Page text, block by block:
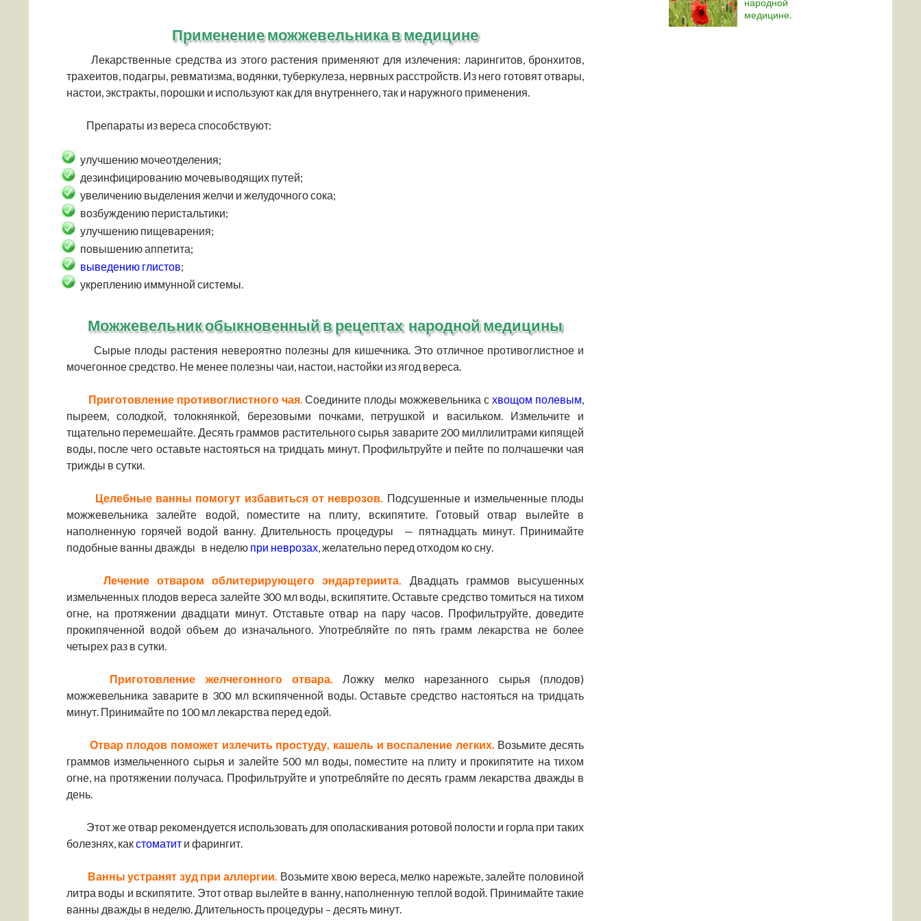
Применение можжевельника в медицине
Лекарственные средства из этого растения применяют для излечения: ларингитов, бронхитов,
трахеитов, подагры, ревматизма, водянки, туберкулеза, нервных расстройств. Из него готовят отвары,
настои, экстракты, порошки и используют как для внутреннего, так и наружного применения.
Препараты из вереса способствуют:
улучшению мочеотделения;
дезинфицированию мочевыводящих путей;
увеличению выделения желчи и желудочного сока;
возбуждению перистальтики;
улучшению пищеварения;
повышению аппетита;
выведению глистов;
укреплению иммунной системы.
Можжевельник обыкновенный в рецептах народной медицины
Сырые плоды растения невероятно полезны для кишечника. Это отличное противоглистное и
мочегонное средство. Не менее полезны чаи, настои, настойки из ягод вереса.
Приготовление противоглистного чая.Соедините плоды можжевельника схвощом полевым,
пыреем, солодкой, толокнянкой, березовыми почками, петрушкой и васильком. Измельчите и
тщательно перемешайте. Десять граммов растительного сырья заварите 200 миллилитрами кипящей
воды, после чего оставьте настояться на тридцать минут. Профильтруйте и пейте по полчашечки чая
трижды в сутки.
Целебные ванны помогут избавиться от неврозов. Подсушенные и измельченные плоды
можжевельника залейте водой, поместите на плиту, вскипятите. Готовый отвар вылейте в
наполненную горячей водой ванну. Длительность процедуры — пятнадцать минут. Принимайте
подобные ванны дважды в неделю при неврозах, желательно перед отходом ко сну.
Лечение отваром облитерирующего эндартериита.
Двадцать граммов высушенных
измельченных плодов вереса залейте 300 мл воды, вскипятите. Оставьте средство томиться на тихом
огне, на протяжении двадцати минут. Отставьте отвар на пару часов. Профильтруйте, доведите
прокипяченной водой объем до изначального. Употребляйте по пять грамм лекарства не более
четырех раз в сутки.
Приготовление желчегонного отвара.Ложку мелко нарезанного сырья (плодов)
можжевельника заварите в 300 мл вскипяченной воды. Оставьте средство настояться на тридцать
минут. Принимайте по 100 мл лекарства перед едой.
Отвар плодов поможет излечить простуду, кашель и воспаление легких. Возьмите десять
граммов измельченного сырья и залейте 500 мл воды, поместите на плиту и прокипятите на тихом
огне, на протяжении получаса. Профильтруйте и употребляйте по десять грамм лекарства дважды в
день.
Этот же отвар рекомендуется использовать для ополаскивания ротовой полости и горла при таких
болезнях, какстоматит и фарингит.
Ванны устранят зуд при аллергии. Возьмите хвою вереса, мелко нарежьте, залейте половиной
литра воды и вскипятите. Этот отвар вылейте в ванну, наполненную теплой водой. Принимайте такие
ванны дважды в неделю. Длительность процедуры – десять минут.
народной
медицине.